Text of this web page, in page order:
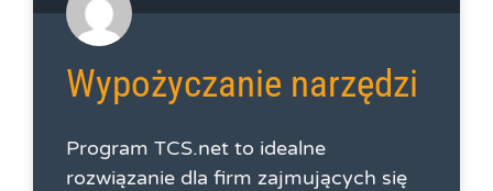
Wypożyczanie narzędzi
Program TCS.net to idealne
rozwiązanie dla firm zajmujących się